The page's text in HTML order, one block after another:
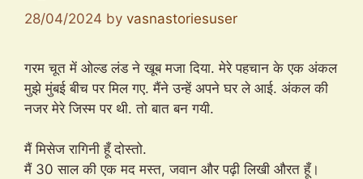
28/04/2024 by vasnastoriesuser
गरम चूत में ओल्ड लंड ने खूब मजा दिया. मेरे पहचान के एक अंकल
मुझे मुंबई बीच पर मिल गए. मैंने उन्हें अपने घर ले आई. अंकल की
नजर मेरे जिस्म पर थी. तो बात बन गयी.
मैं मिसेज रागिनी हूँ दोस्तो.
मैं 30 साल की एक मद मस्त, जवान और पढ़ी लिखी औरत हूँ।